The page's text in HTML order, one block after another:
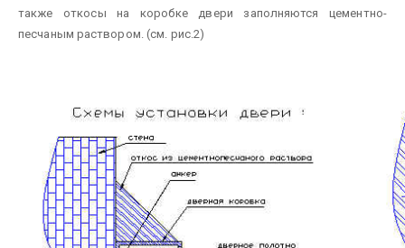
также откосы на коробке двери заполняются цементно-
песчаным раствором. (см. рис.2)